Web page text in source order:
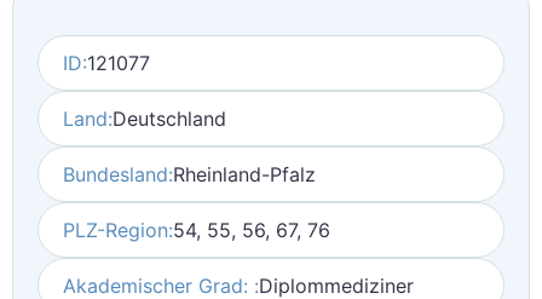
ID:121077
Land:Deutschland
Bundesland:Rheinland-Pfalz
PLZ-Region:54, 55, 56, 67, 76
Akademischer Grad: :Diplommediziner